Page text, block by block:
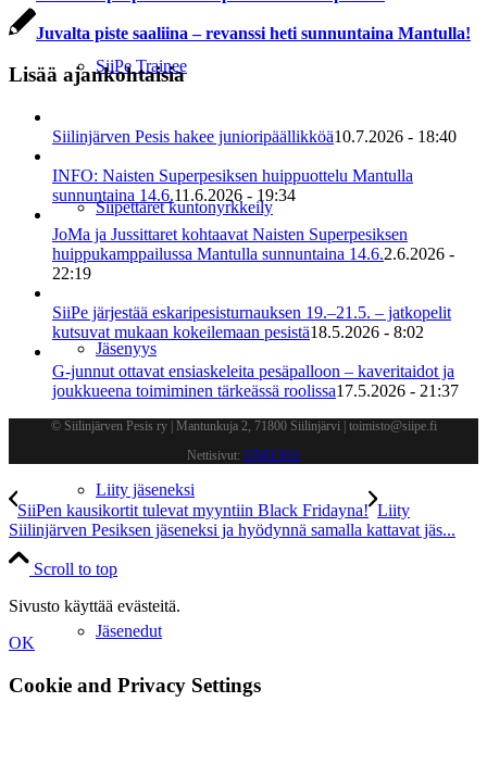
SiiPe Trainee
Siipettäret kuntonyrkkeily
Jäsenyys
Liity jäseneksi
Jäsenedut
Juvalta piste saaliina – revanssi heti sunnuntaina Mantulla!
Lisää ajankohtaisia
Siilinjärven Pesis hakee junioripäällikköä10.7.2026 - 18:40
INFO: Naisten Superpesiksen huippuottelu Mantulla
sunnuntaina 14.6.11.6.2026 - 19:34
JoMa ja Jussittaret kohtaavat Naisten Superpesiksen
huippukamppailussa Mantulla sunnuntaina 14.6.2.6.2026 -
22:19
SiiPe järjestää eskaripesisturnauksen 19.–21.5. – jatkopelit
kutsuvat mukaan kokeilemaan pesistä18.5.2026 - 8:02
G-junnut ottavat ensiaskeleita pesäpalloon – kaveritaidot ja
joukkueena toimiminen tärkeässä roolissa17.5.2026 - 21:37
© Siilinjärven Pesis ry | Mantunkuja 2, 71800 Siilinjärvi | toimisto@siipe.fi
Nettisivut: UNELMA
SiiPen kausikortit tulevat myyntiin Black Fridayna! Liity
Siilinjärven Pesiksen jäseneksi ja hyödynnä samalla kattavat jäs...
Scroll to top
Sivusto käyttää evästeitä.
OK
Cookie and Privacy Settings